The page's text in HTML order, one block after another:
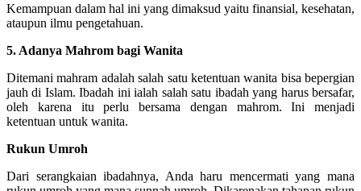
Kemampuan dalam hal ini yang dimaksud yaitu finansial, kesehatan,
ataupun ilmu pengetahuan.
5. Adanya Mahrom bagi Wanita
Ditemani mahram adalah salah satu ketentuan wanita bisa bepergian
jauh di Islam. Ibadah ini ialah salah satu ibadah yang harus bersafar,
oleh karena itu perlu bersama dengan mahrom. Ini menjadi
ketentuan untuk wanita.
Rukun Umroh
Dari serangkaian ibadahnya, Anda haru mencermati yang mana